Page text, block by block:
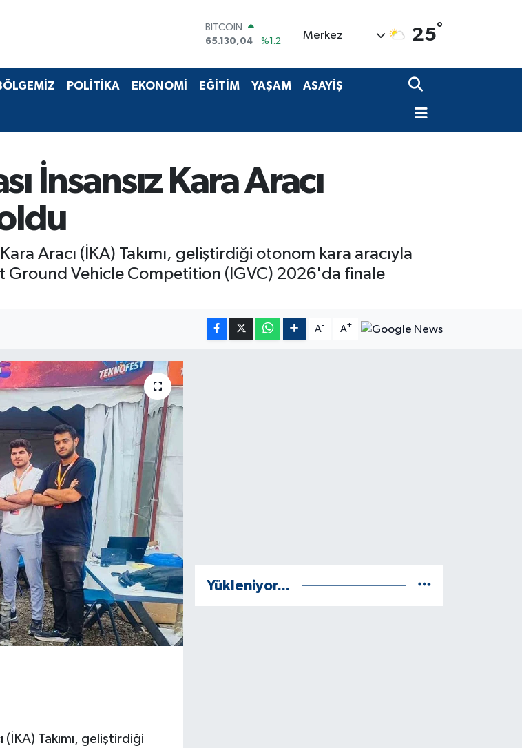
DOLAR
47,7106
%0.17
55,1652
%0.27
STERLİN
Merkez 25°
POLİTİKA EKONOMİ EĞİTİM YAŞAM ASAYİŞ
İnsansız Kara Aracı
Aracı (İKA) Takımı, geliştirdiği otonom kara aracıyla
Ground Vehicle Competition (IGVC) 2026'da finale
A- A+
(İKA) Takımı, geliştirdiği
Yükleniyor...